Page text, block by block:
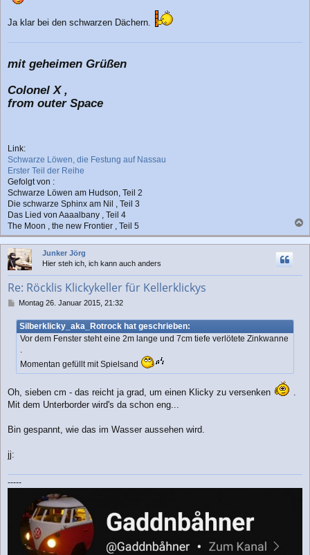
Ja klar bei den schwarzen Dächern.
mit geheimen Grüßen
Colonel X ,
from outer Space
Link:
Schwarze Löwen, die Festung auf Nassau
Erster Teil der Reihe
Gefolgt von :
Schwarze Löwen am Hudson, Teil 2
Die schwarze Sphinx am Nil , Teil 3
Das Lied von Aaaalbany , Teil 4
The Moon , the new Frontier , Teil 5
a
c
Junker Jörg
Hier steh ich, ich kann auch anders
Re: Röcklis Klickykeller für Kellerklickys
B
i
t
Montag 26. Januar 2015, 21:32
Silberklicky_aka_Rotrock hat geschrieben:
Vor dem Fenster steht eine 2m lange und 7cm tiefe verlötete Zinkwanne
.
Momentan gefüllt mit Spielsand
Oh, sieben cm - das reicht ja grad, um einen Klicky zu versenken
.
Mit dem Unterborder wird's da schon eng...
Bin gespannt, wie das im Wasser aussehen wird.
jj:
-----